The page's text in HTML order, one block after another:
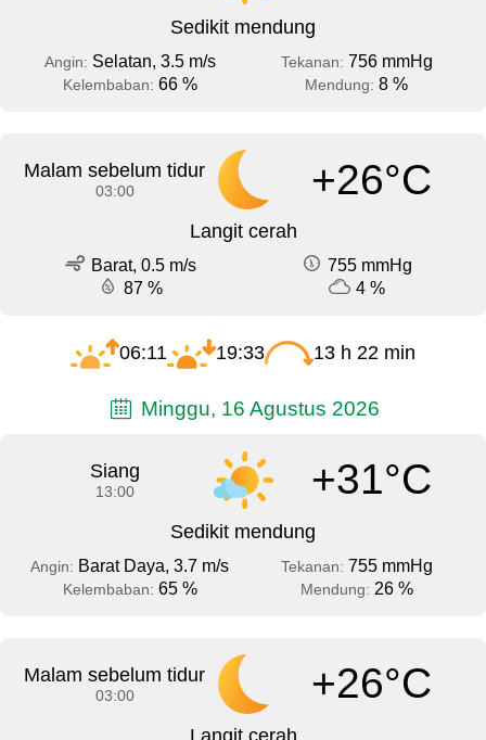
Sedikit mendung
Angin: Selatan, 3.5 m/s Tekanan: 756 mmHg
Kelembaban: 66 % Mendung: 8 %
Malam sebelum tidur
03:00 +26°C
Langit cerah
Barat, 0.5 m/s
755 mmHg
87 %
4 %
06:11 19:33 13 h 22 min
Minggu, 16 Agustus 2026
Siang
13:00 +31°C
Sedikit mendung
Angin: Barat Daya, 3.7 m/s Tekanan: 755 mmHg
Kelembaban: 65 % Mendung: 26 %
Malam sebelum tidur
03:00 +26°C
Langit cerah